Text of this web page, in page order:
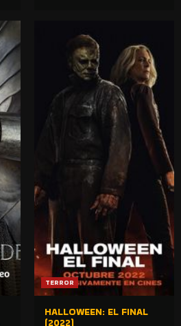
TERROR
HALLOWEEN: EL FINAL
(2022)